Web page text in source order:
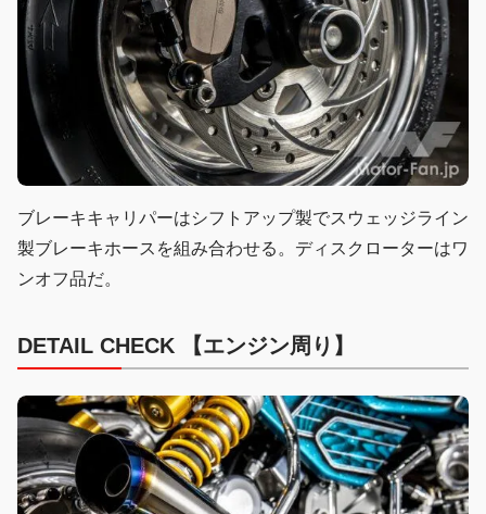
ブレーキキャリパーはシフトアップ製でスウェッジライン
製ブレーキホースを組み合わせる。ディスクローターはワ
ンオフ品だ。
DETAIL CHECK 【エンジン周り】